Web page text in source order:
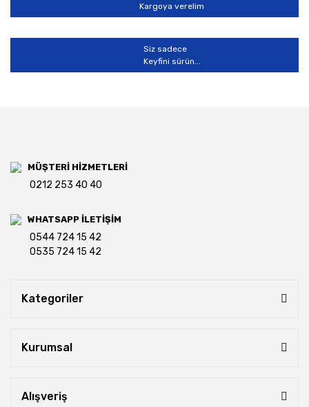
Kargoya verelim
Siz sadece
Keyfini sürün...
MÜŞTERİ HİZMETLERİ
0212 253 40 40
WHATSAPP İLETİŞİM
0544 724 15 42
0535 724 15 42
Kategoriler
Kurumsal
Alışveriş